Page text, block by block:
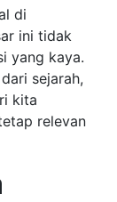
di
ini tidak
yang kaya.
sejarah,
kita
relevan